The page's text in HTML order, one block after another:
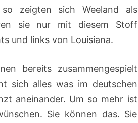
zeigten sich Weeland als
sie nur mit diesem Stoff
und links von Louisiana.
bereits zusammengespielt
sich alles was im deutschen
aneinander. Um so mehr ist
Sie können das. Sie